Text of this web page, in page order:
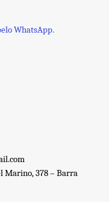
WhatsApp.
Marino, 378 – Barra